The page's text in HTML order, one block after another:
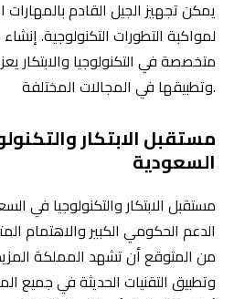
لمواكبة التطورات التكنولوجية.
متخصصة في التكنولوجيا والابتكار
وتطبيقها في المجالات المختلفة.
السعودية
مستقبل الابتكار والتكنولوجيا في
الدعم الحكومي الكبير والاهتمام
من المتوقع أن تشهد المملكة
وتطبيق التقنيات الحديثة في جميع